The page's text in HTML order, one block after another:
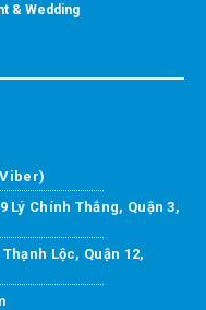
& Wedding
Lý Chính Thắng, Quận 3,
Lộc, Quận 12,